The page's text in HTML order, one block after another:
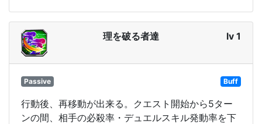
理を破る者達 lv 1
Passive Buff
行動後、再移動が出来る。クエスト開始から5ター
ンの間、相手の必殺率・デュエルスキル発動率を下